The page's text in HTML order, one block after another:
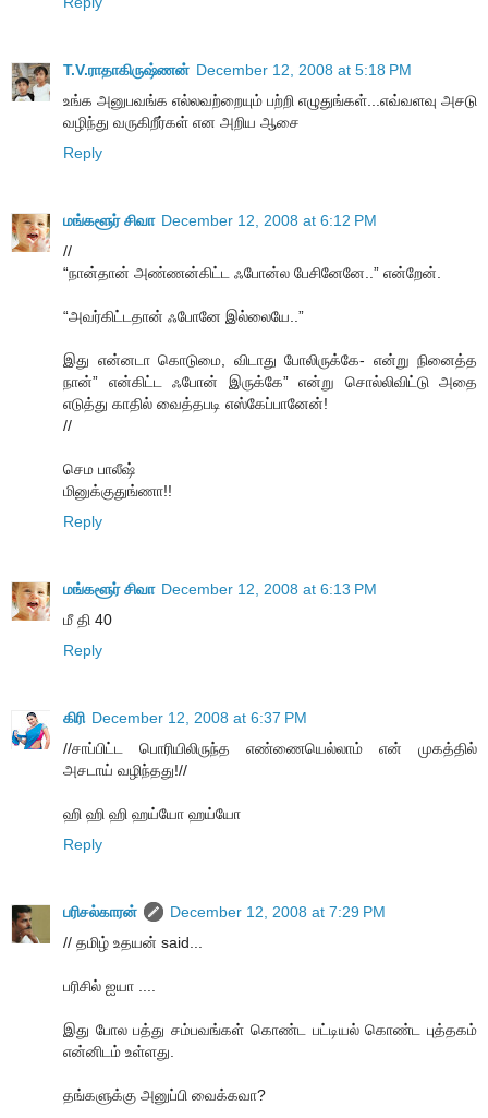
T.V.ராதாகிருஷ்ணன் December 12, 2008 at 5:18 PM
உங்க அனுபவங்க எல்லவற்றையும் பற்றி எழுதுங்கள்...எவ்வளவு அசடு
வழிந்து வருகிறீர்கள் என அறிய ஆசை
Reply
மங்களூர் சிவா December 12, 2008 at 6:12 PM
//
“நான்தான் அண்ணன்கிட்ட ஃபோன்ல பேசினேனே..” என்றேன்.
“அவர்கிட்டதான் ஃபோனே இல்லையே..”
இது என்னடா கொடுமை, விடாது போலிருக்கே- என்று நினைத்த
நான்” என்கிட்ட ஃபோன் இருக்கே” என்று சொல்லிவிட்டு அதை
எடுத்து காதில் வைத்தபடி எஸ்கேப்பானேன்!
//
செம பாலீஷ்
மினுக்குதுங்ணா!!
Reply
மங்களூர் சிவா December 12, 2008 at 6:13 PM
மீ தி 40
Reply
கிரி December 12, 2008 at 6:37 PM
//சாப்பிட்ட பொரியிலிருந்த எண்ணையெல்லாம் என் முகத்தில்
அசடாய் வழிந்தது!//
ஹி ஹி ஹி ஹய்யோ ஹய்யோ
Reply
பரிசல்காரன்
December 12, 2008 at 7:29 PM
// தமிழ் உதயன் said...
பரிசில் ஐயா ....
இது போல பத்து சம்பவங்கள் கொண்ட பட்டியல் கொண்ட புத்தகம்
என்னிடம் உள்ளது.
தங்களுக்கு அனுப்பி வைக்கவா?